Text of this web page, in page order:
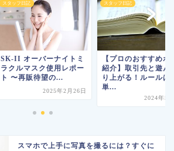
スタッフ日記
SK-II オーバーナイトミ
ラクルマスク使用レポー
ト 〜再販待望の...
2025年2月26日
スタッフ日記
【プロのおすすめボ
紹介】取引先と遊ん
り上がる！ルールは
単...
2024年5
スマホで上手に写真を撮るには？すぐに